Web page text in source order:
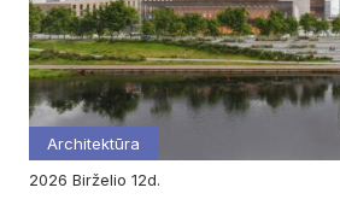
Architektūra
2026
birželio 12d.